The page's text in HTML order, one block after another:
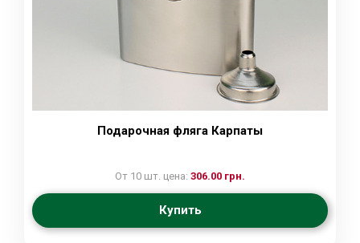
Подарочная фляга Карпаты
От 10 шт. цена: 306.00 грн.
Купить